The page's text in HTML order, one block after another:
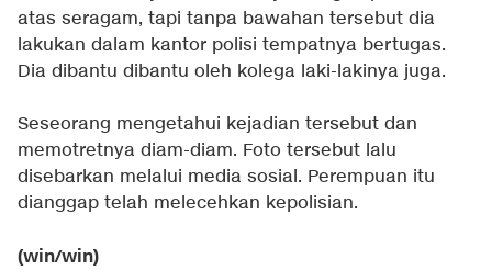
atas seragam, tapi tanpa bawahan tersebut dia
lakukan dalam kantor polisi tempatnya bertugas.
Dia dibantu dibantu oleh kolega laki-lakinya juga.
Seseorang mengetahui kejadian tersebut dan
memotretnya diam-diam. Foto tersebut lalu
disebarkan melalui media sosial. Perempuan itu
dianggap telah melecehkan kepolisian.
(win/win)